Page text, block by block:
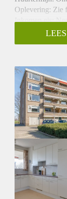
Oplevering: Zie
Inkomen eis:
Borg: 1 Maand
Huisdieren
Huurtoeslag
Geschikt voor